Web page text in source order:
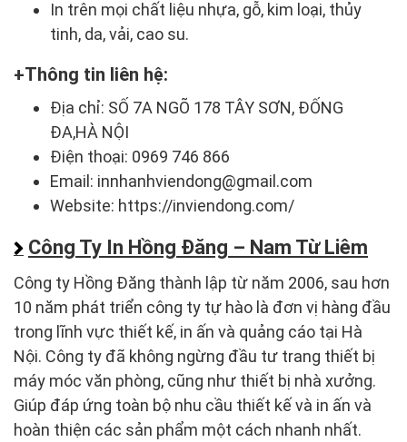
In trên mọi chất liệu nhựa, gỗ, kim loại, thủy
tinh, da, vải, cao su.
Thông tin liên hệ:
Địa chỉ: SỐ 7A NGÕ 178 TÂY SƠN, ĐỐNG
ĐA,HÀ NỘI
Điện thoại: 0969 746 866
Email: innhanhviendong@gmail.com
Website: https://inviendong.com/
Công Ty In Hồng Đăng – Nam Từ Liêm
Công ty Hồng Đăng thành lập từ năm 2006, sau hơn
10 năm phát triển công ty tự hào là đơn vị hàng đầu
trong lĩnh vực thiết kế, in ấn và quảng cáo tại Hà
Nội. Công ty đã không ngừng đầu tư trang thiết bị
máy móc văn phòng, cũng như thiết bị nhà xưởng.
Giúp đáp ứng toàn bộ nhu cầu thiết kế và in ấn và
hoàn thiện các sản phẩm một cách nhanh nhất.